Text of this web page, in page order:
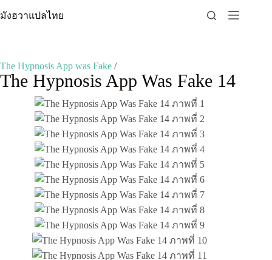
to
มังฮวาแปลไทย
The Hypnosis App was Fake /
The Hypnosis App Was Fake 14